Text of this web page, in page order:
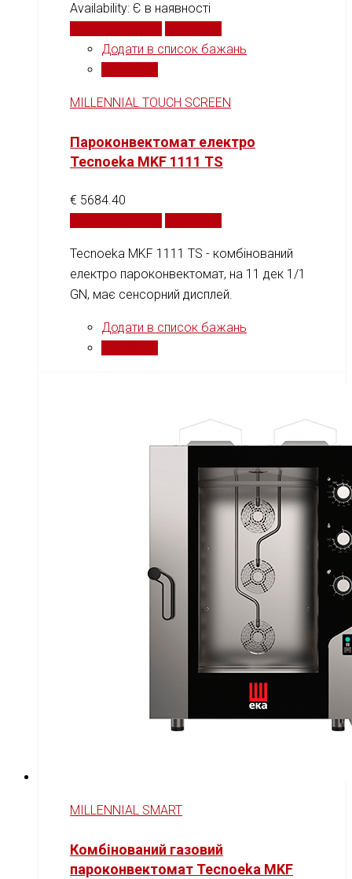
Availability: Є в наявності
Додати в список бажань
MILLENNIAL TOUCH SCREEN
Пароконвектомат електро
Tecnoeka MKF 1111 TS
€ 5684.40
Tecnoeka MKF 1111 TS - комбінований
електро пароконвектомат, на 11 дек 1/1
GN, має сенсорний дисплей.
Додати в список бажань
MILLENNIAL SMART
Комбінований газовий
пароконвектомат Tecnoeka MKF